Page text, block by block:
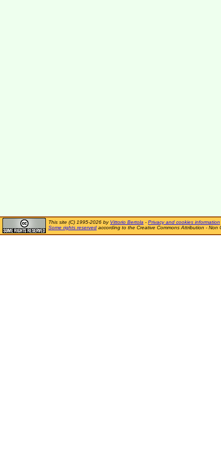
This site (C) 1995-2026 by Vittorio Bertola - Privacy and cookies information
Some rights reserved according to the Creative Commons Attribution - Non